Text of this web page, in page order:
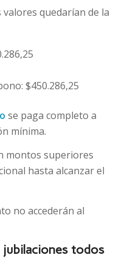
quedarían de la
$450.286,25
se paga completo a
mínima.
montos superiores
hasta alcanzar el
no accederán al
jubilaciones todos